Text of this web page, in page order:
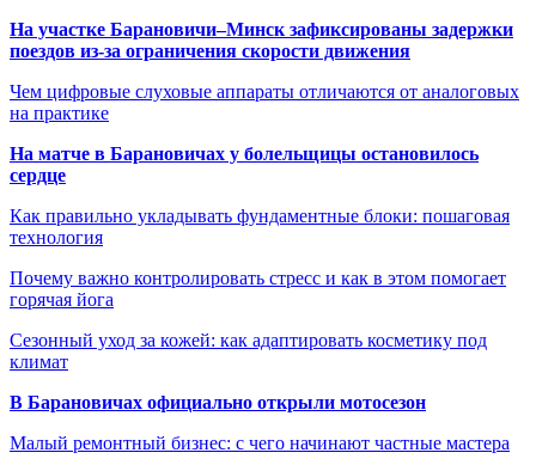
На участке Барановичи–Минск зафиксированы задержки
поездов из-за ограничения скорости движения
Чем цифровые слуховые аппараты отличаются от аналоговых
на практике
На матче в Барановичах у болельщицы остановилось
сердце
Как правильно укладывать фундаментные блоки: пошаговая
технология
Почему важно контролировать стресс и как в этом помогает
горячая йога
Сезонный уход за кожей: как адаптировать косметику под
климат
В Барановичах официально открыли мотосезон
Малый ремонтный бизнес: с чего начинают частные мастера